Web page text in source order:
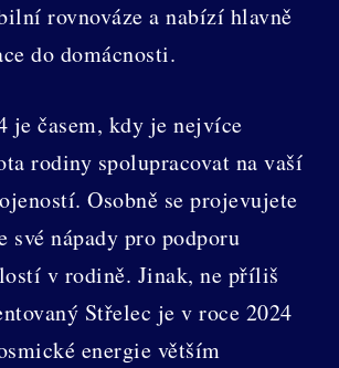
rovnováze a nabízí hlavně
do domácnosti.
je časem, kdy je nejvíce
rodiny spolupracovat na vaší
Osobně se projevujete
své nápady pro podporu
v rodině. Jinak, ne příliš
Střelec je v roce 2024
energie větším